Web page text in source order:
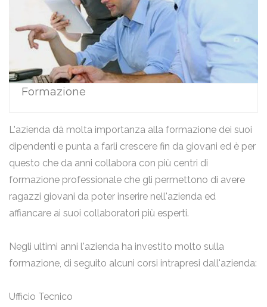
Formazione
L'azienda dà molta importanza alla formazione dei suoi
dipendenti e punta a farli crescere fin da giovani ed è per
questo che da anni collabora con più centri di
formazione professionale che gli permettono di avere
ragazzi giovani da poter inserire nell'azienda ed
affiancare ai suoi collaboratori più esperti.
Negli ultimi anni l'azienda ha investito molto sulla
formazione, di seguito alcuni corsi intrapresi dall'azienda:
Ufficio Tecnico